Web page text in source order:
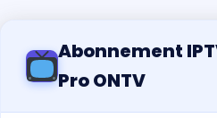
Abonnement
Pro ONTV